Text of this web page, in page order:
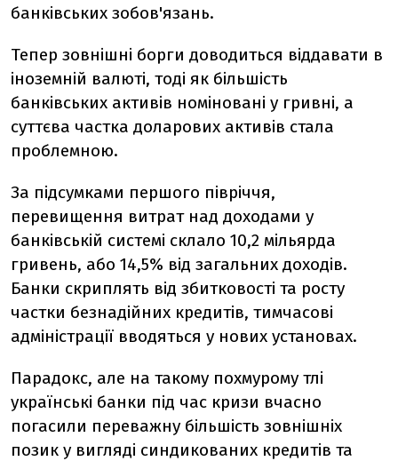
банківських зобов'язань.
Тепер зовнішні борги доводиться віддавати в
іноземній валюті, тоді як більшість
банківських активів номіновані у гривні, а
суттєва частка доларових активів стала
проблемною.
За підсумками першого півріччя,
перевищення витрат над доходами у
банківській системі склало 10,2 мільярда
гривень, або 14,5% від загальних доходів.
Банки скриплять від збитковості та росту
частки безнадійних кредитів, тимчасові
адміністрації вводяться у нових установах.
Парадокс, але на такому похмурому тлі
українські банки під час кризи вчасно
погасили переважну більшість зовнішніх
позик у вигляді синдикованих кредитів та